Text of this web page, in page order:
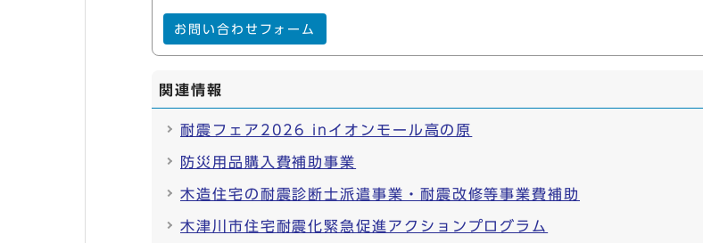
お問い合わせフォーム
関連情報
耐震フェア2026 inイオンモール高の原
防災用品購入費補助事業
木造住宅の耐震診断士派遣事業・耐震改修等事業費補助
木津川市住宅耐震化緊急促進アクションプログラム